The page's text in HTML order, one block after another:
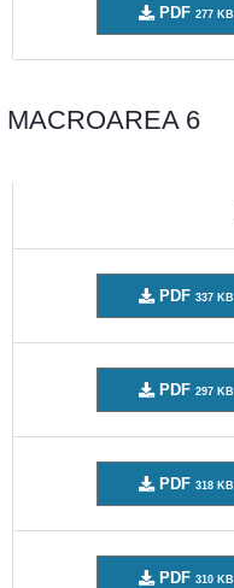
PDF 277 KB
MACROAREA 6
PDF 337 KB
PDF 297 KB
PDF 318 KB
PDF 310 KB